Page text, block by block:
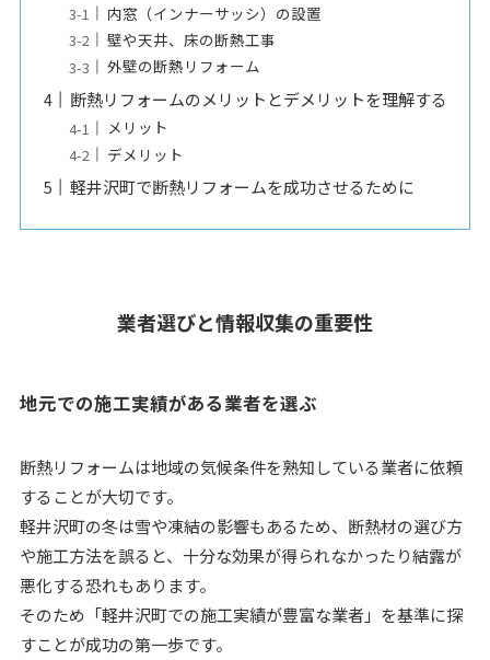
内窓（インナーサッシ）の設置
壁や天井、床の断熱工事
外壁の断熱リフォーム
断熱リフォームのメリットとデメリットを理解する
メリット
デメリット
軽井沢町で断熱リフォームを成功させるために
業者選びと情報収集の重要性
地元での施工実績がある業者を選ぶ
断熱リフォームは地域の気候条件を熟知している業者に依頼
することが大切です。
軽井沢町の冬は雪や凍結の影響もあるため、断熱材の選び方
や施工方法を誤ると、十分な効果が得られなかったり結露が
悪化する恐れもあります。
そのため「軽井沢町での施工実績が豊富な業者」を基準に探
すことが成功の第一歩です。